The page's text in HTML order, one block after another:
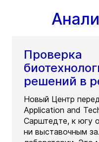
Проверка
решений в
Новый Центр
Application and
Сарштедте, к югу
ни выставочным